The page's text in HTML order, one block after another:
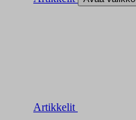
Artikkelit